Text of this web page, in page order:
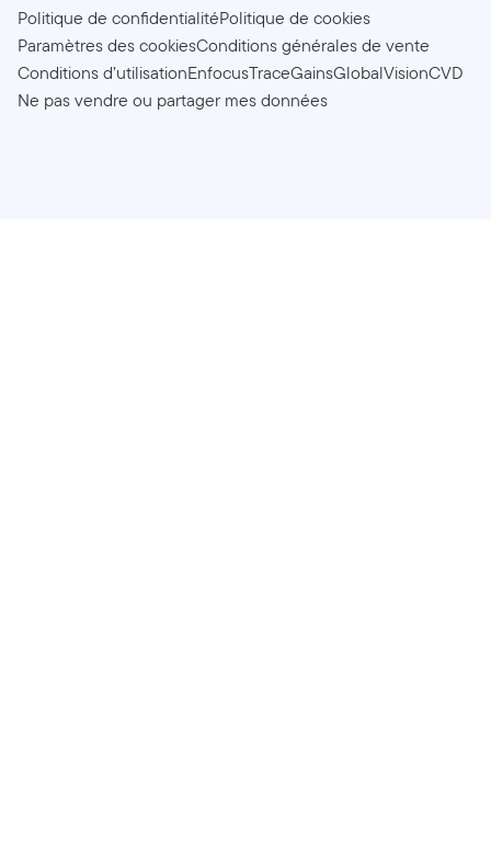
Politique de confidentialitéPolitique de cookies
Paramètres des cookiesConditions générales de vente
Conditions d’utilisationEnfocusTraceGainsGlobalVisionCVD
Ne pas vendre ou partager mes données